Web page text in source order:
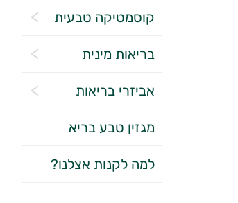
קוסמטיקה טבעית
בריאות מינית
אביזרי בריאות
מגזין טבע בריא
למה לקנות אצלנו?